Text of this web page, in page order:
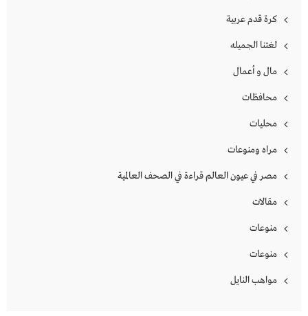
كرة قدم عربية
لغتنا الجميله
مال و أعمال
محافظات
محليات
مراه ومنوعات
مصر في عيون العالم قراءة في الصحف العالمية
مقالات
منوعات
منوعات
مواهب النايل